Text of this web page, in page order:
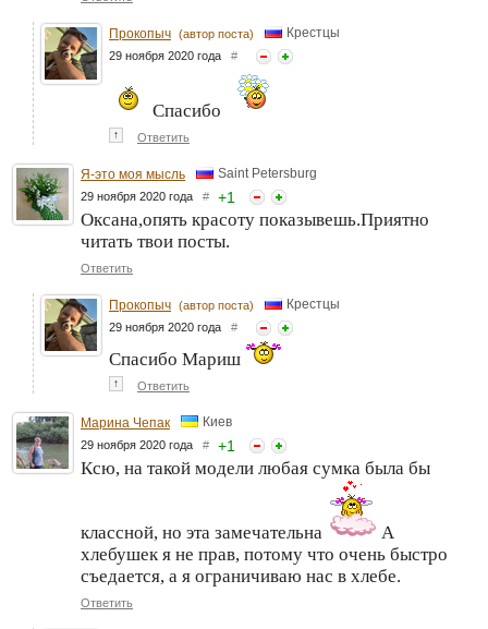
Прокопыч (автор поста) Крестцы
29 ноября 2020 года #
Спасибо
↑ Ответить
Я-это моя мысль Saint Petersburg
29 ноября 2020 года # +1
Оксана,опять красоту показывешь.Приятно
читать твои посты.
Ответить
Прокопыч (автор поста) Крестцы
29 ноября 2020 года #
Спасибо Мариш
↑ Ответить
Марина Чепак Киев
29 ноября 2020 года # +1
Ксю, на такой модели любая сумка была бы
классной, но эта замечательна
А
хлебушек я не прав, потому что очень быстро
съедается, а я ограничиваю нас в хлебе.
Ответить